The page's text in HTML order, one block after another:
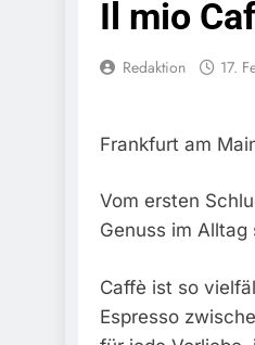
Il mio
Redaktion 17.
Frankfurt am
Vom ersten
Genuss im Alltag
Caffè ist so
Espresso